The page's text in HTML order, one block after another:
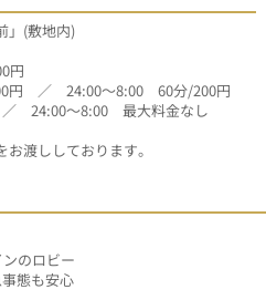
」(敷地内)
円
／　24:00～8:00　60分/200円
24:00～8:00　最大料金なし
渡ししております。
のロビー
態も安心